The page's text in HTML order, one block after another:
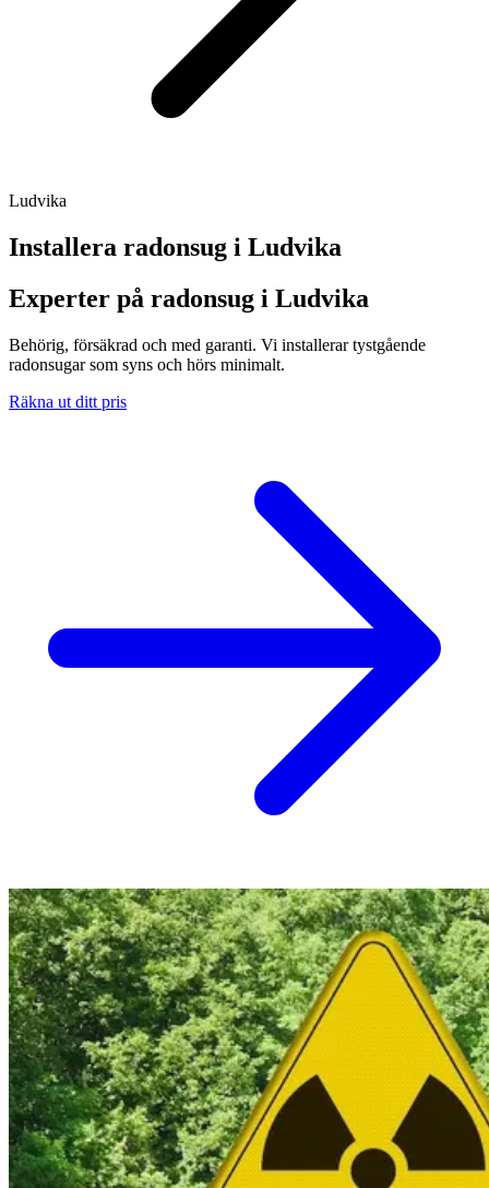
Ludvika
Installera radonsug i Ludvika
Experter på radonsug i Ludvika
Behörig, försäkrad och med garanti. Vi installerar tystgående
radonsugar som syns och hörs minimalt.
Räkna ut ditt pris